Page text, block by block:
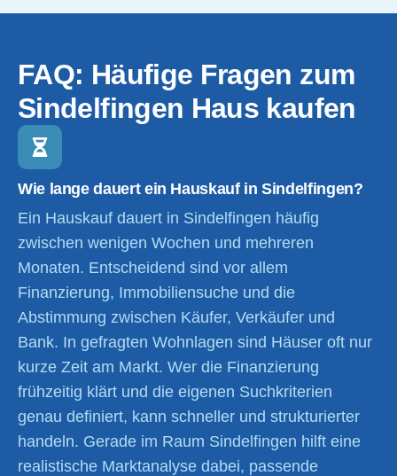
FAQ: Häufige Fragen zum
Sindelfingen Haus kaufen
Wie lange dauert ein Hauskauf in Sindelfingen?
Ein Hauskauf dauert in Sindelfingen häufig
zwischen wenigen Wochen und mehreren
Monaten. Entscheidend sind vor allem
Finanzierung, Immobiliensuche und die
Abstimmung zwischen Käufer, Verkäufer und
Bank. In gefragten Wohnlagen sind Häuser oft nur
kurze Zeit am Markt. Wer die Finanzierung
frühzeitig klärt und die eigenen Suchkriterien
genau definiert, kann schneller und strukturierter
handeln. Gerade im Raum Sindelfingen hilft eine
realistische Marktanalyse dabei, passende